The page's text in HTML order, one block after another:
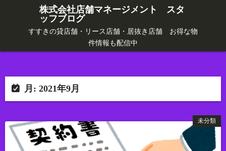
プ
株式会社店舗マネージメント スタ
ッフブログ
すすきの貸店舗・リース店舗・居抜き店舗 お得な物
件情報も配信中
月: 2021年9月
未分類